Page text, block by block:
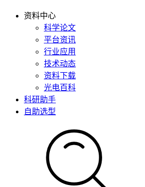
资料中心
科学论文
平台资讯
行业应用
技术动态
资料下载
光电百科
科研助手
自助选型